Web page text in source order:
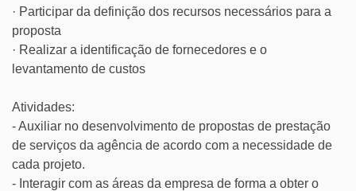
· Participar da definição dos recursos necessários para a
proposta
· Realizar a identificação de fornecedores e o
levantamento de custos
Atividades:
- Auxiliar no desenvolvimento de propostas de prestação
de serviços da agência de acordo com a necessidade de
cada projeto.
- Interagir com as áreas da empresa de forma a obter o